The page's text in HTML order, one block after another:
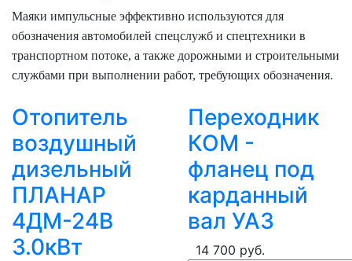
Маяки импульсные эффективно используются для
обозначения автомобилей спецслужб и спецтехники в
транспортном потоке, а также дорожными и строительными
службами при выполнении работ, требующих обозначения.
Отопитель
воздушный
дизельный
ПЛАНАР
4ДМ-24В
3.0кВт
Переходник
КОМ -
фланец под
карданный
вал УАЗ
14 700 руб.